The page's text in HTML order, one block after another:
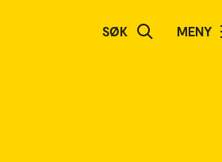
SØK MENY